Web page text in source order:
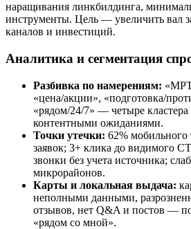
наращивания линкбилдинга,
инструменты. Цель — увеличить вал
каналов и инвестиций.
Аналитика и сегментация
Разбивка по намерениям: «МРТ
«цена/акции», «подготовка/
«рядом/24/7» — четыре кластера
контентными ожиданиями.
Точки утечки: 62%
заявок; 3+ клика до видимого
звонки без учета источника;
микрорайонов.
Карты и локальная выдача:
неполными данными,
отзывов, нет Q&A и постов —
«рядом со мной».